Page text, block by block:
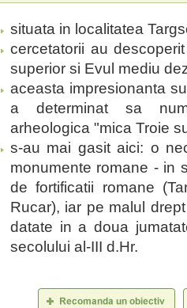
situata in localitatea
cercetatorii au
superior si Evul mediu
aceasta impresionanta
a determinat sa
arheologica "mica Troie
s-au mai gasit aici: o
monumente romane - in
de fortificatii romane
Rucar), iar pe malul
datate in a doua
secolului al-III d.Hr.